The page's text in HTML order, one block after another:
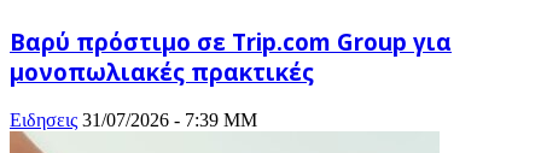
Βαρύ πρόστιμο σε Trip.com Group για
μονοπωλιακές πρακτικές
Ειδησεις 31/07/2026 - 7:39 ΜΜ